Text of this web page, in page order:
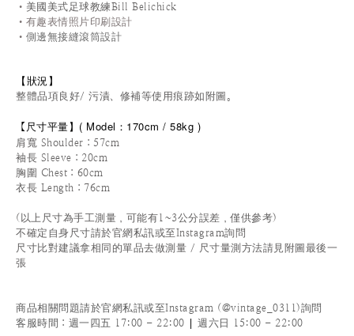
• 美國美式足球教練Bill Belichick
•有趣表情照片印刷設計
• 側邊無接縫滾筒設計
【狀況】
整體品項良好/ 污漬、修補等使用痕跡如附圖。
【 尺寸平量】 ( Model：170cm / 58kg )
肩寬 Shoulder：57cm
袖長 Sleeve：20cm
胸圍 Chest：60cm
衣長 Length：76cm
(以上尺寸為手工測量，可能有1~3公分誤差，僅供參考)
不確定自身尺寸請於官網私訊或至Instagram詢問
尺寸比對建議拿相同的單品去做測量 / 尺寸量測方法請見附圖最後一
張
商品相關問題請於官網私訊或至Instagram (@vintage_0311)詢問
客服時間 ：週一四五 17:00 - 22:00 | 週六日 15:00 - 22:00